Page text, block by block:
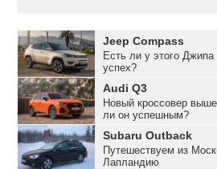
Jeep Compass
Есть ли у этого
успех?
Audi Q3
Новый кроссовер
ли он успешным?
Subaru Outback
Путешествуем из
Лапландию